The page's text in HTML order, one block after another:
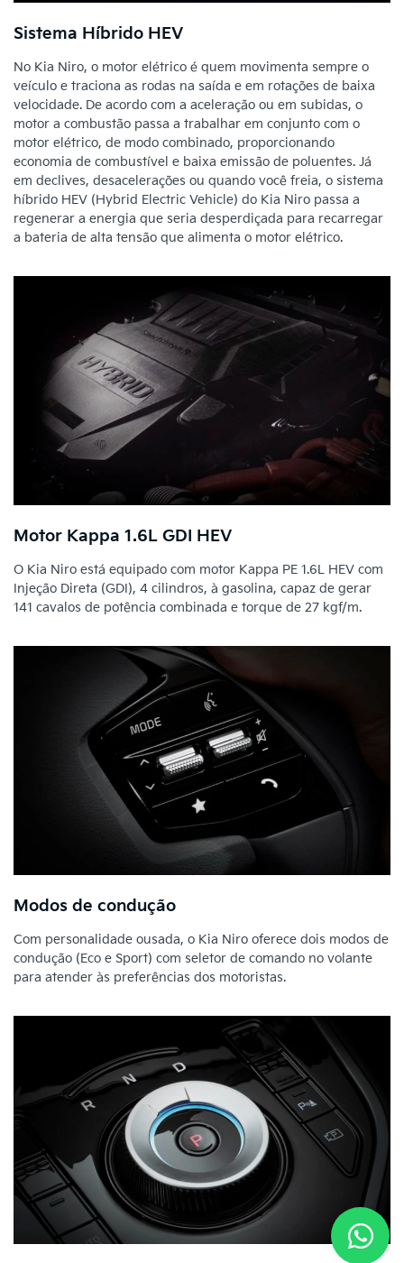
Sistema Híbrido HEV
No Kia Niro, o motor elétrico é quem movimenta sempre o
veículo e traciona as rodas na saída e em rotações de baixa
velocidade. De acordo com a aceleração ou em subidas, o
motor a combustão passa a trabalhar em conjunto com o
motor elétrico, de modo combinado, proporcionando
economia de combustível e baixa emissão de poluentes. Já
em declives, desacelerações ou quando você freia, o sistema
híbrido HEV (Hybrid Electric Vehicle) do Kia Niro passa a
regenerar a energia que seria desperdiçada para recarregar
a bateria de alta tensão que alimenta o motor elétrico.
Motor Kappa 1.6L GDI HEV
O Kia Niro está equipado com motor Kappa PE 1.6L HEV com
Injeção Direta (GDI), 4 cilindros, à gasolina, capaz de gerar
141 cavalos de potência combinada e torque de 27 kgf/m.
Modos de condução
Com personalidade ousada, o Kia Niro oferece dois modos de
condução (Eco e Sport) com seletor de comando no volante
para atender às preferências dos motoristas.